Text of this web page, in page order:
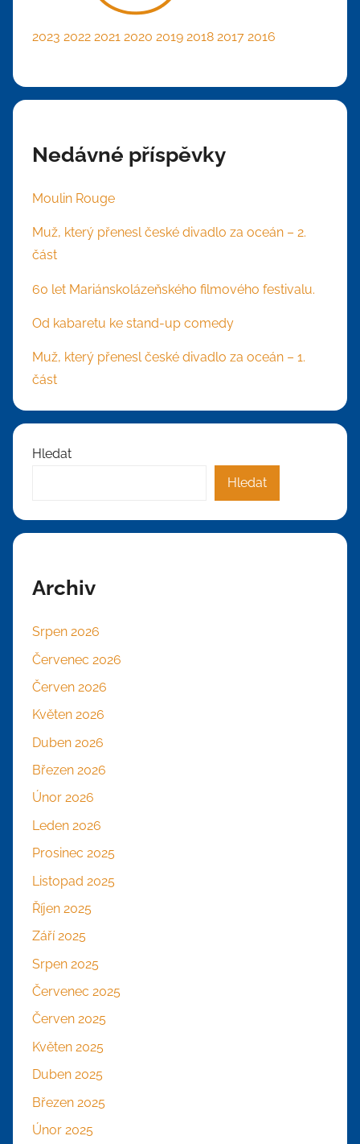
2023 2022 2021 2020 2019 2018 2017 2016
Nedávné příspěvky
Moulin Rouge
Muž, který přenesl české divadlo za oceán – 2.
část
60 let Mariánskolázeňského filmového festivalu.
Od kabaretu ke stand-up comedy
Muž, který přenesl české divadlo za oceán – 1.
část
Hledat
Hledat
Archiv
Srpen 2026
Červenec 2026
Červen 2026
Květen 2026
Duben 2026
Březen 2026
Únor 2026
Leden 2026
Prosinec 2025
Listopad 2025
Říjen 2025
Září 2025
Srpen 2025
Červenec 2025
Červen 2025
Květen 2025
Duben 2025
Březen 2025
Únor 2025